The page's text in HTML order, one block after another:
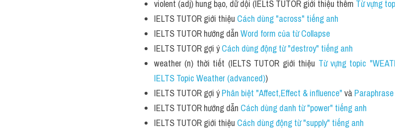
violent (adj) hung bạo, dữ dội (IELtS TUTOR giới thiệu thêm Từ vựng
IELTS TUTOR giới thiệu Cách dùng "across" tiếng anh
IELTS TUTOR hướng dẫn Word form của từ Collapse
IELTS TUTOR gợi ý Cách dùng động từ "destroy" tiếng anh
weather (n) thời tiết (IELTS TUTOR giới thiệu Từ vựng topic
IELTS Topic Weather (advanced))
IELTS TUTOR gợi ý Phân biệt "Affect,Effect & influence" và
IELTS TUTOR hướng dẫn Cách dùng danh từ "power" tiếng anh
IELTS TUTOR giới thiệu Cách dùng động từ "supply" tiếng anh